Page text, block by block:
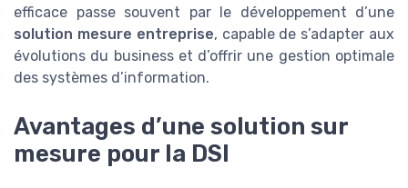
efficace passe souvent par le développement d’une
solution mesure entreprise, capable de s’adapter aux
évolutions du business et d’offrir une gestion optimale
des systèmes d’information.
Avantages d’une solution sur
mesure pour la DSI